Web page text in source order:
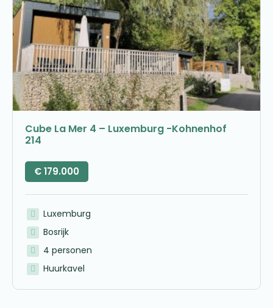
Cube La Mer 4 – Luxemburg -Kohnenhof
214
€179.000
Luxemburg
Bosrijk
4 personen
Huurkavel